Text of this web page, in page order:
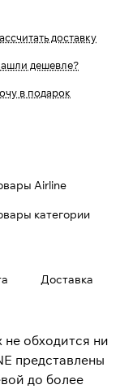
доставку
дешевле?
в подарок
Airline
категории
Доставка
обходится ни
представлены
до более